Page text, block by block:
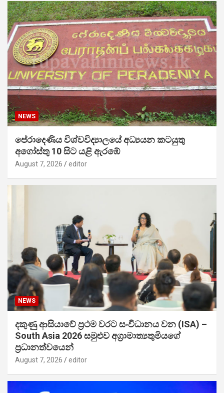
NEWS
පේරාදෙණිය විශ්වවිද්‍යාලයේ අධ්‍යයන කටයුතු
අගෝස්තු 10 සිට යළි ඇරඹේ
August 7, 2026 editor
NEWS
දකුණු ආසියාවේ ප්‍රථම වරට සංවිධානය වන (ISA) –
South Asia 2026 සමුළුව අග්‍රාමාත්‍යතුමියගේ
ප්‍රධානත්වයෙන්
August 7, 2026 editor